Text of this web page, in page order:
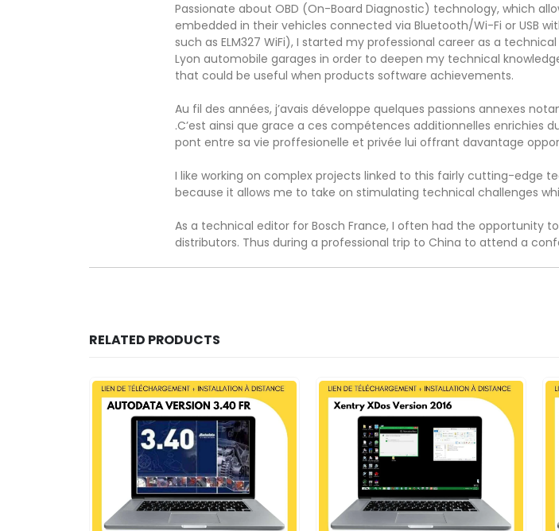
Passionate about OBD (On-Board Diagnostic) technology, which
embedded in their vehicles connected via Bluetooth/Wi-Fi or USB
such as ELM327 WiFi), I started my professional career as a
Lyon automobile garages in order to deepen my technical
that could be useful when products software achievements.
Au fil des années, j’avais développe quelques passions annexes
.C’est ainsi que grace a ces compétences additionnelles enrichies
pont entre sa vie proffesionelle et privée lui offrant davantage
I like working on complex projects linked to this fairly cutting-edge
because it allows me to take on stimulating technical challenges
As a technical editor for Bosch France, I often had the opportunity
distributors. Thus during a professional trip to China to attend a
RELATED PRODUCTS